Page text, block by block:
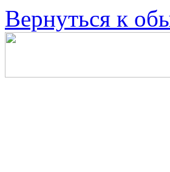
Вернуться к